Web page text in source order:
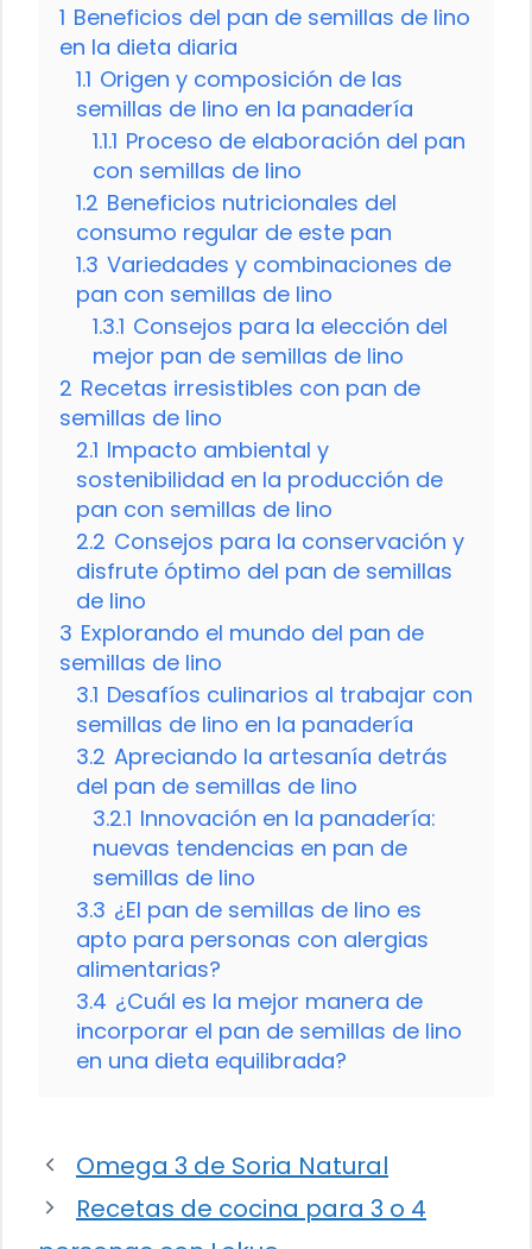
1 Beneficios del pan de semillas de lino
en la dieta diaria
1.1 Origen y composición de las
semillas de lino en la panadería
1.1.1 Proceso de elaboración del pan
con semillas de lino
1.2 Beneficios nutricionales del
consumo regular de este pan
1.3 Variedades y combinaciones de
pan con semillas de lino
1.3.1 Consejos para la elección del
mejor pan de semillas de lino
2 Recetas irresistibles con pan de
semillas de lino
2.1 Impacto ambiental y
sostenibilidad en la producción de
pan con semillas de lino
2.2 Consejos para la conservación y
disfrute óptimo del pan de semillas
de lino
3 Explorando el mundo del pan de
semillas de lino
3.1 Desafíos culinarios al trabajar con
semillas de lino en la panadería
3.2 Apreciando la artesanía detrás
del pan de semillas de lino
3.2.1 Innovación en la panadería:
nuevas tendencias en pan de
semillas de lino
3.3 ¿El pan de semillas de lino es
apto para personas con alergias
alimentarias?
3.4 ¿Cuál es la mejor manera de
incorporar el pan de semillas de lino
en una dieta equilibrada?
Omega 3 de Soria Natural
Recetas de cocina para 3 o 4